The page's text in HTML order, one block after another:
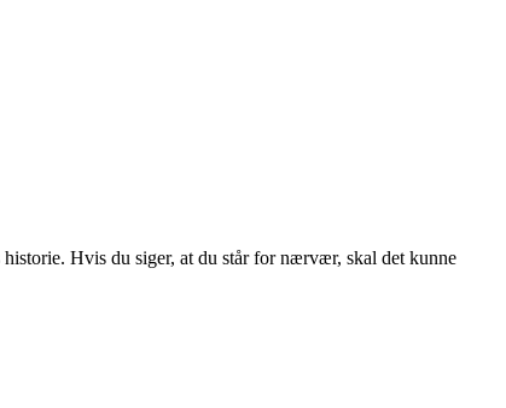
Hvis du siger, at du står for nærvær, skal det kunne